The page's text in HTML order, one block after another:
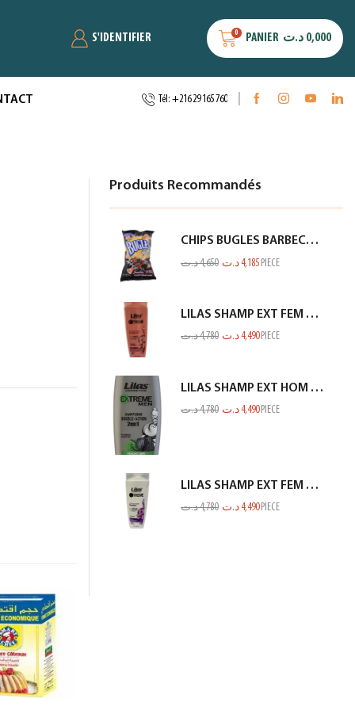
S'IDENTIFIER 0 PANIER 0,000 د.ت
Tél: +216 29 165 760
Produits Recommandés
CHIPS BUGLES BARBECUE 75GR
4,650د.ت 4,185 د.ت PIECE
LILAS SHAMP EXT FEM RACINE GP SECHE SAUMON 350ML
4,780د.ت 4,490 د.ت PIECE
LILAS SHAMP EXT HOM CHARBON GRIS 350ML
4,780د.ت 4,490 د.ت PIECE
LILAS SHAMP EXT FEM PROTEINE BLANC 350ML
4,780د.ت 4,490 د.ت PIECE